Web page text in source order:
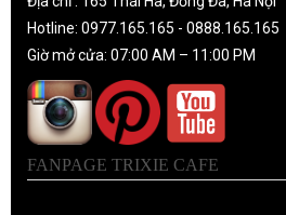
Hotline: 0977.165.165 - 0888.165.165
Giờ mở cửa: 07:00 AM – 11:00 PM
FANPAGE TRIXIE CAFE